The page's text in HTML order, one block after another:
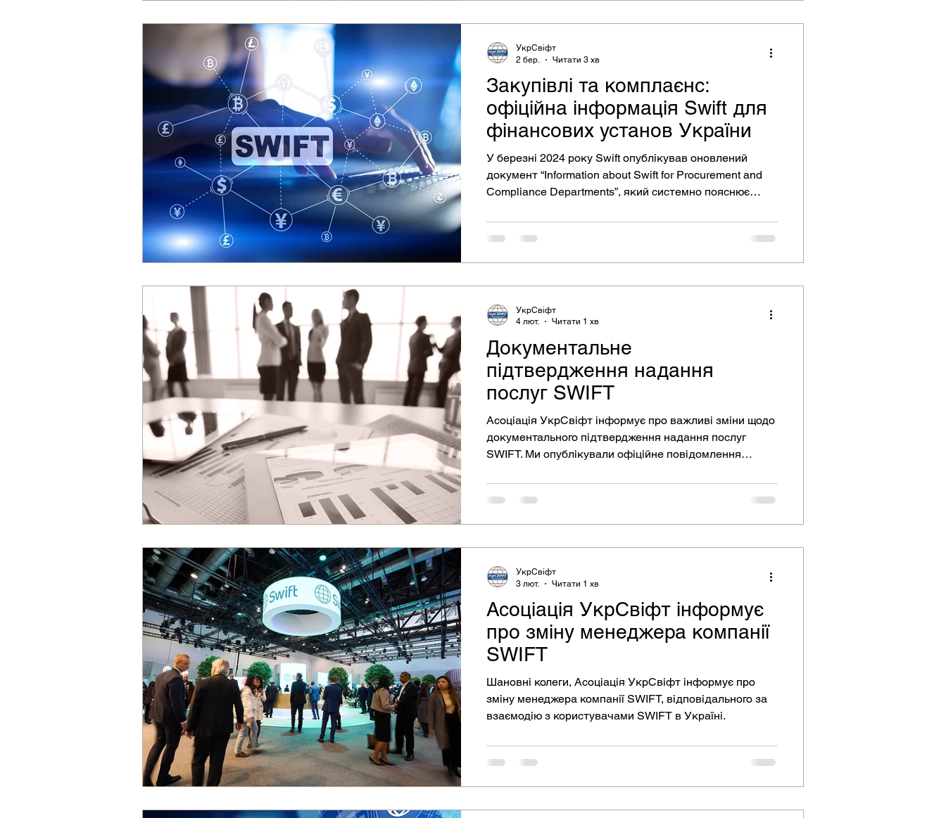
Закупівлі та комплаєнс:
офіційна інформація Swift для
фінансових установ України
У березні 2024 року Swift опублікував оновлений
документ “Information about Swift for Procurement and
Compliance Departments”, який системно пояснює
архітектуру, підходи до інформаційної безпеки,
комплаєнсу та ESG.
УкрСвіфт
2 бер.
Читати 3 хв
Документальне
підтвердження надання
послуг SWIFT
Асоціація УкрСвіфт інформує про важливі зміни щодо
документального підтвердження надання послуг
SWIFT. Ми опублікували офіційне повідомлення
(актів виконаних робіт) SWIFT, яке може бути
використане членами УкрСвіфт для внутрішніх
бухгалтерських, фінансових та аудиторських потреб.
УкрСвіфт
4 лют.
Читати 1 хв
Асоціація УкрСвіфт інформує
про зміну менеджера компанії
SWIFT
Шановні колеги, Асоціація УкрСвіфт інформує про
зміну менеджера компанії SWIFT, відповідального за
взаємодію з користувачами SWIFT в Україні.
УкрСвіфт
3 лют.
Читати 1 хв